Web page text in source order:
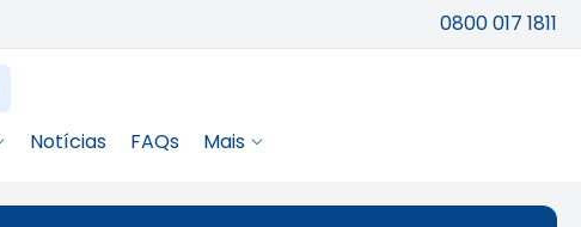
0800 017 1811
Notícias FAQs Mais